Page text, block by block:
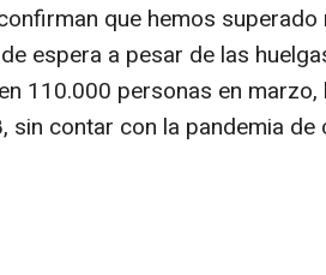
que hemos
espera a pesar de las
110.000 personas en
sin contar con la pandemia de